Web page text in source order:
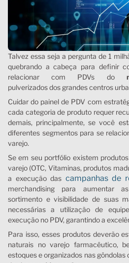
Talvez essa seja a pergunta de 1
quebrando a cabeça para definir
relacionar com PDVs do
pulverizados dos grandes centros
Cuidar do painel de PDV com
cada categoria de produto requer
demais, principalmente, se você
diferentes segmentos para se
varejo.
Se em seu portfólio existem
varejo (OTC, Vitaminas, produtos
a execução das campanhas de
merchandising para aumentar
sortimento e visibilidade de suas
necessárias a utilização de
execução no PDV, garantindo a
Para isso, esses produtos deverão
naturais no varejo farmacêutico,
estoques e organizados nas